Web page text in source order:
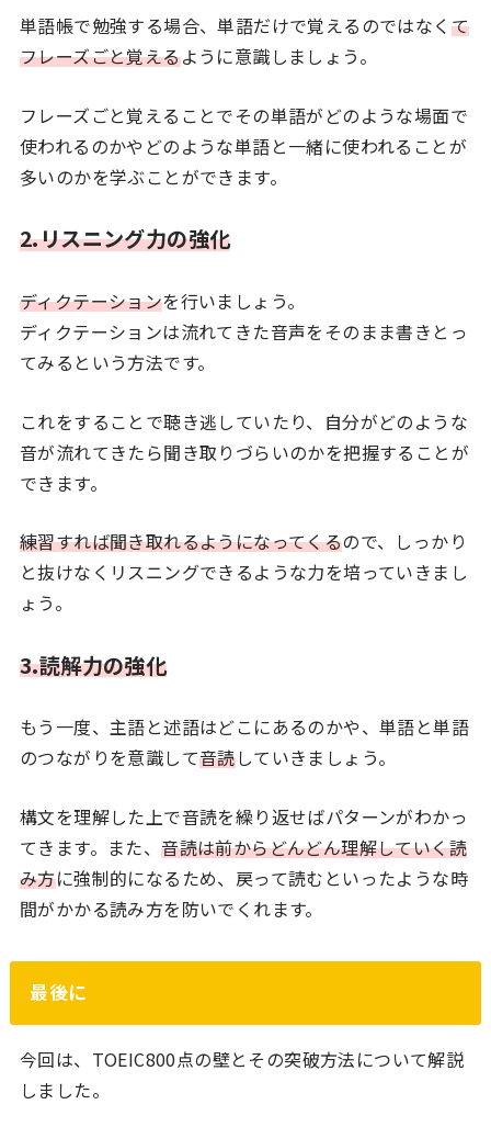
単語帳で勉強する場合、単語だけで覚えるのではなく て
フレーズごと覚えるように意識しましょう。
フレーズごと覚えることでその単語がどのような場面で
使われるのかやどのような単語と一緒に使われることが
多いのかを学ぶことができます。
2.リスニング力の強化
ディクテーションを行いましょう。
ディクテーションは流れてきた音声をそのまま書きとっ
てみるという方法です。
これをすることで聴き逃していたり、自分がどのような
音が流れてきたら聞き取りづらいのかを把握することが
できます。
練習すれば聞き取れるようになってくるので、しっかり
と抜けなくリスニングできるような力を培っていきまし
ょう。
3.読解力の強化
もう一度、主語と述語はどこにあるのかや、単語と単語
のつながりを意識して音読していきましょう。
構文を理解した上で音読を繰り返せばパターンがわかっ
てきます。また、音読は前からどんどん理解していく読
み方に強制的になるため、戻って読むといったような時
間がかかる読み方を防いでくれます。
最後に
今回は、TOEIC800点の壁とその突破方法について解説
しました。